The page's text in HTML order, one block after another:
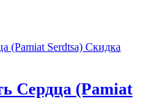
Скидка
Сердца (Pamiat